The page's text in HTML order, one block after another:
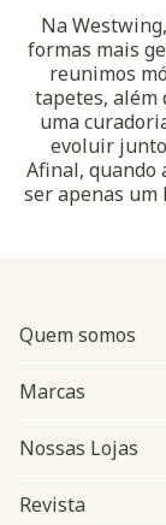
Na
formas mais
reunimos
tapetes, além
uma
evoluir junto
Afinal, quando
ser apenas um
Quem somos
Marcas
Nossas Lojas
Revista